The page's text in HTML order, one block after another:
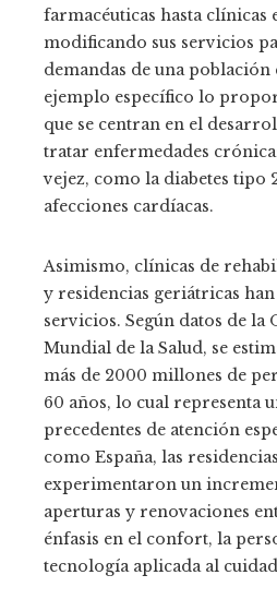
farmacéuticas hasta clínicas
modificando sus servicios
demandas de una población
ejemplo específico lo
que se centran en el
tratar enfermedades
vejez, como la diabetes tipo
afecciones cardíacas.
Asimismo, clínicas de
y residencias geriátricas
servicios. Según datos de la
Mundial de la Salud, se
más de 2000 millones de
60 años, lo cual representa
precedentes de atención
como España, las
experimentaron un
aperturas y renovaciones
énfasis en el confort, la
tecnología aplicada al